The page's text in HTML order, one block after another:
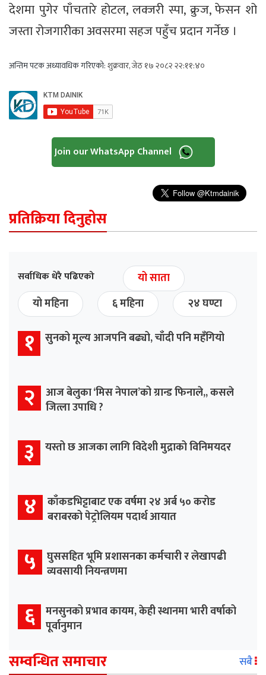
देशमा पुगेर पाँचतारे होटल, लक्जरी स्पा, क्रुज, फेसन शो
जस्ता रोजगारीका अवसरमा सहज पहुँच प्रदान गर्नेछ ।
अन्तिम पटक अध्यावधिक गरिएको:शुक्रवार, जेठ १७ २०८२ २२:११:४०
Join our WhatsApp Channel
प्रतिक्रिया दिनुहोस
सर्वाधिक धेरै पढिएको
यो साता
यो महिना
६ महिना २४ घण्टा
१ सुनको मूल्य आजपनि बढ्यो, चाँदी पनि महँगियो
२
आज बेलुका ‘मिस नेपाल’को ग्रान्ड फिनाले,, कसले
जित्ला उपाधि ?
३ यस्तो छ आजका लागि विदेशी मुद्राको विनिमयदर
४
काँकडभिट्टाबाट एक वर्षमा २४ अर्ब ५० करोड
बराबरको पेट्रोलियम पदार्थ आयात
५
घुससहित भूमि प्रशासनका कर्मचारी र लेखापढी
व्यवसायी नियन्त्रणमा
६ मनसुनको प्रभाव कायम, केही स्थानमा भारी वर्षाको
पूर्वानुमान
सम्वन्धित समाचार सबै